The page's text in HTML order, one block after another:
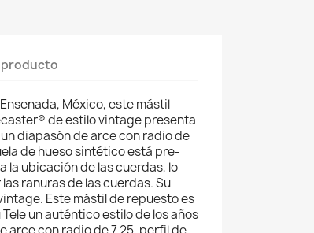
producto
México, este mástil
de estilo vintage presenta
diapasón de arce con radio de
de hueso sintético está pre-
la ubicación de las cuerdas, lo
ranuras de las cuerdas. Su
Este mástil de repuesto es
un auténtico estilo de los años